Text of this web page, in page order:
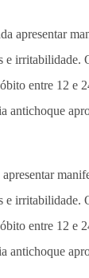
e irritabilidade.
entre 12 e
antichoque